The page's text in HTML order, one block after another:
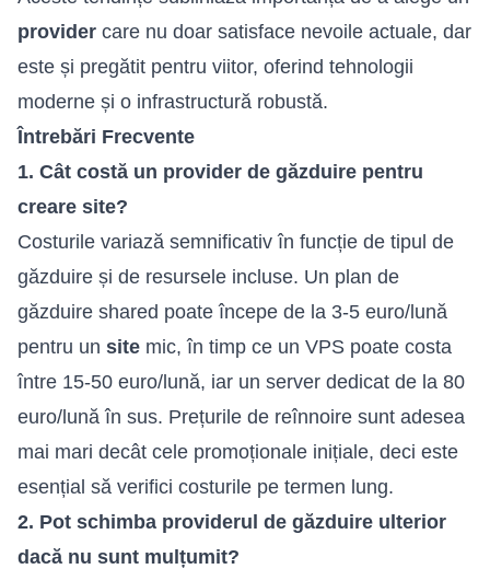
provider care nu doar satisface nevoile actuale, dar
este și pregătit pentru viitor, oferind tehnologii
moderne și o infrastructură robustă.
Întrebări Frecvente
1. Cât costă un provider de găzduire pentru
creare site?
Costurile variază semnificativ în funcție de tipul de
găzduire și de resursele incluse. Un plan de
găzduire shared poate începe de la 3-5 euro/lună
pentru un site mic, în timp ce un VPS poate costa
între 15-50 euro/lună, iar un server dedicat de la 80
euro/lună în sus. Prețurile de reînnoire sunt adesea
mai mari decât cele promoționale inițiale, deci este
esențial să verifici costurile pe termen lung.
2. Pot schimba providerul de găzduire ulterior
dacă nu sunt mulțumit?